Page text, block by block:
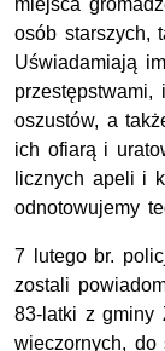
miejsca
osób starszych,
Uświadamiają
przestępstwami,
oszustów, a
ich ofiarą i
licznych apeli i
odnotowujemy
7 lutego br.
zostali
83-latki z gminy
wieczornych, do